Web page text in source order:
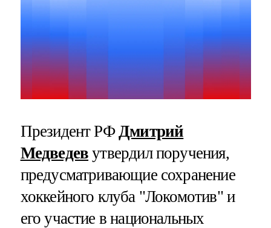
Президент РФ Дмитрий
Медведев утвердил поручения,
предусматривающие сохранение
хоккейного клуба "Локомотив" и
его участие в национальных